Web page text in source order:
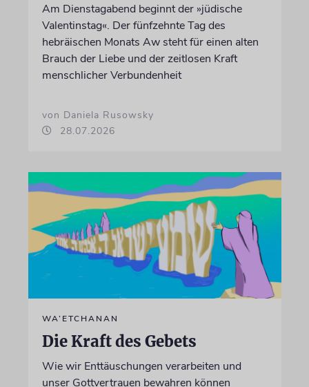
Am Dienstagabend beginnt der »jüdische
Valentinstag«. Der fünfzehnte Tag des
hebräischen Monats Aw steht für einen alten
Brauch der Liebe und der zeitlosen Kraft
menschlicher Verbundenheit
von Daniela Rusowsky
28.07.2026
WA’ETCHANAN
Die Kraft des Gebets
Wie wir Enttäuschungen verarbeiten und
unser Gottvertrauen bewahren können